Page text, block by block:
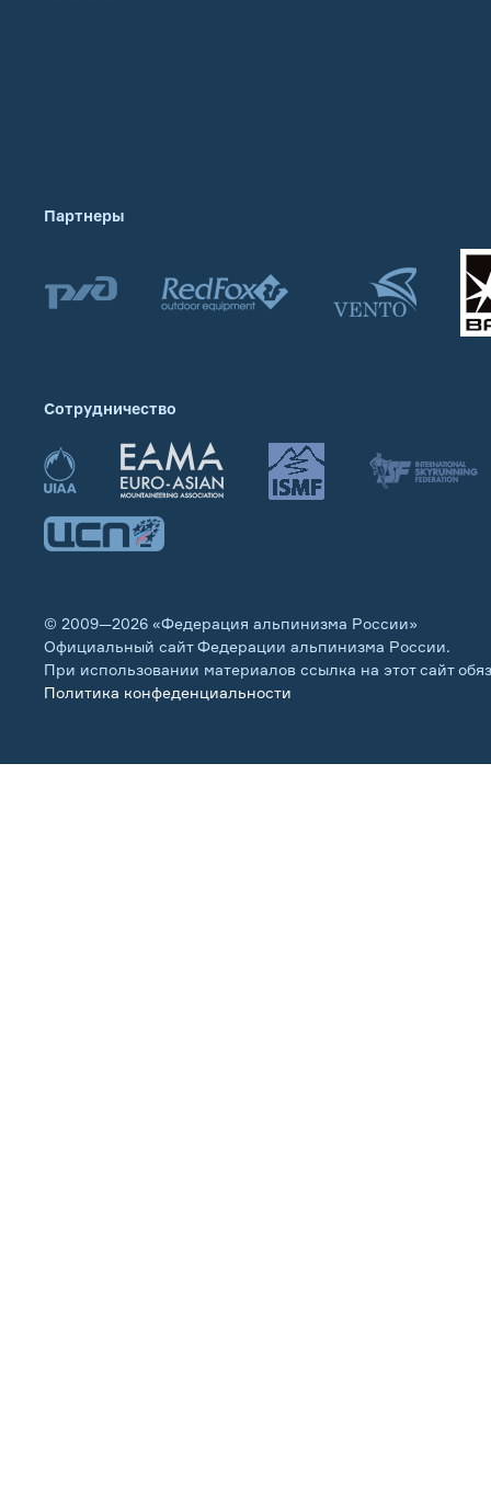
Партнеры
Сотрудничество
© 2009—2026 «Федерация альпинизма России»
Официальный сайт Федерации альпинизма России.
При использовании материалов ссылка на этот сайт
Политика конфеденциальности